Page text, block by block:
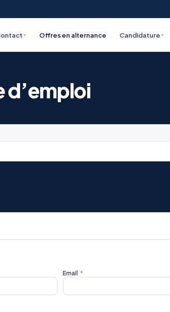
▾ Offres en alternance Candidature ▾
d’emploi
Email *